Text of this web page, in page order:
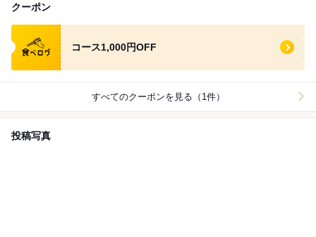
クーポン
食べログ クーポン
コース1,000円OFF
すべてのクーポンを見る（1件）
投稿写真